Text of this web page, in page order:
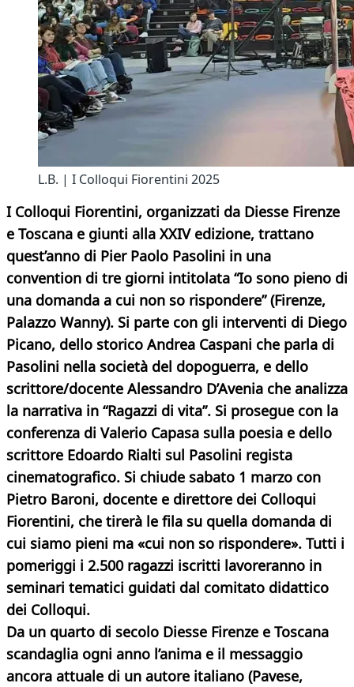
L.B. | I Colloqui Fiorentini 2025
I Colloqui Fiorentini, organizzati da Diesse Firenze
e Toscana e giunti alla XXIV edizione, trattano
quest’anno di Pier Paolo Pasolini in una
convention di tre giorni intitolata “Io sono pieno di
una domanda a cui non so rispondere” (Firenze,
Palazzo Wanny). Si parte con gli interventi di Diego
Picano, dello storico Andrea Caspani che parla di
Pasolini nella società del dopoguerra, e dello
scrittore/docente Alessandro D’Avenia che analizza
la narrativa in “Ragazzi di vita”. Si prosegue con la
conferenza di Valerio Capasa sulla poesia e dello
scrittore Edoardo Rialti sul Pasolini regista
cinematografico. Si chiude sabato 1 marzo con
Pietro Baroni, docente e direttore dei Colloqui
Fiorentini, che tirerà le fila su quella domanda di
cui siamo pieni ma «cui non so rispondere». Tutti i
pomeriggi i 2.500 ragazzi iscritti lavoreranno in
seminari tematici guidati dal comitato didattico
dei Colloqui.
Da un quarto di secolo Diesse Firenze e Toscana
scandaglia ogni anno l’anima e il messaggio
ancora attuale di un autore italiano (Pavese,